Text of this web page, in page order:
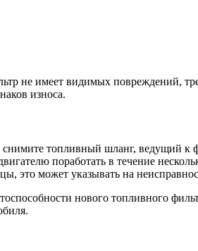
не имеет видимых повреждений,
износа.
топливный шланг, ведущий к
поработать в течение
это может указывать на
нового топливного